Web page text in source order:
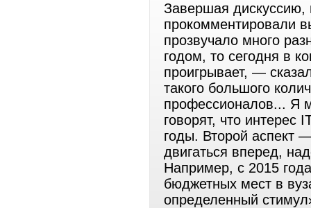
Завершая дискуссию,
прокомментировали
прозвучало много
годом, то сегодня в
проигрывает, —
такого большого
профессионалов... Я
говорят, что
годы. Второй аспект
двигаться вперед,
Например, с 2015
бюджетных мест в
определенный